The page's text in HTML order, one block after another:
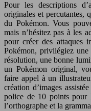
Pour les descriptions
originales et percutantes,
du Pokémon. Vous
mais n’hésitez pas à les
pour créer des attaques
Pokémon, privilégiez
résolution, une bonne
un Pokémon original,
faire appel à un
création d’images
police de 10 points pour
l’orthographe et la